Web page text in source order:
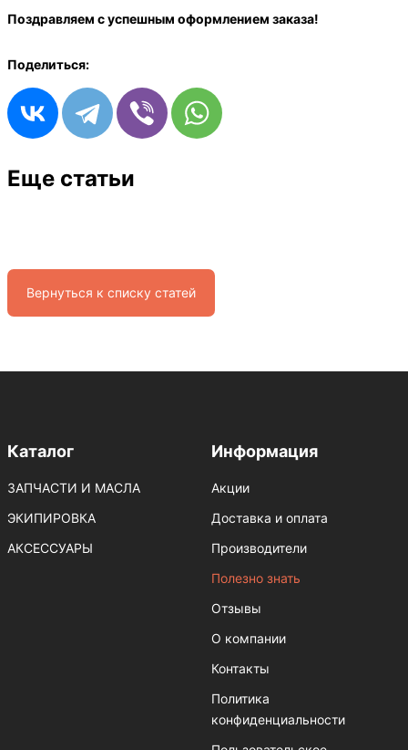
Поздравляем с успешным оформлением заказа!
Поделиться:
Еще статьи
Вернуться к списку статей
Каталог
ЗАПЧАСТИ И МАСЛА
ЭКИПИРОВКА
АКСЕССУАРЫ
Информация
Акции
Доставка и оплата
Производители
Полезно знать
Отзывы
О компании
Контакты
Политика
конфиденциальности